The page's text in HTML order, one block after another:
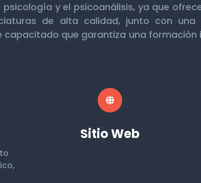
y el psicoanálisis, ya que
de alta calidad, junto con una
que garantiza una formación
Sitio Web